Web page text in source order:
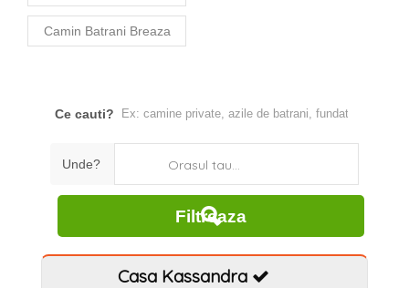
Camin Batrani Breaza
Ce cauti?
Unde? Orasul tau...
Casa Kassandra